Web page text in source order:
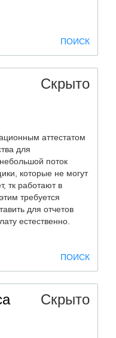
ПОИСК
Скрыто
аттестатом
для
поток
которые не могут
тк работают в
требуется
для отчетов
естественно.
ПОИСК
Скрыто